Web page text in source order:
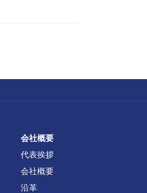
会社概要
代表挨拶
会社概要
沿革